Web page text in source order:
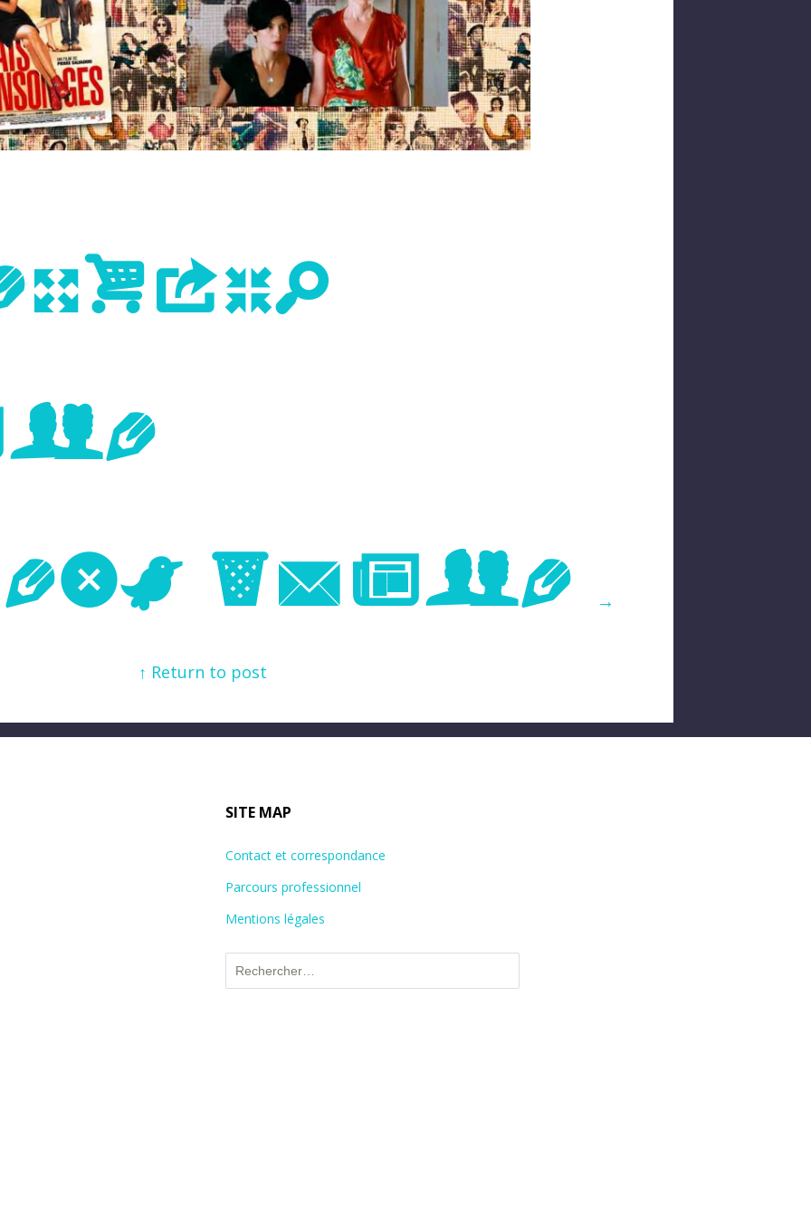
Image
→
↑ Return to post
SITE MAP
Contact et correspondance
Parcours professionnel
Mentions légales
Rechercher :